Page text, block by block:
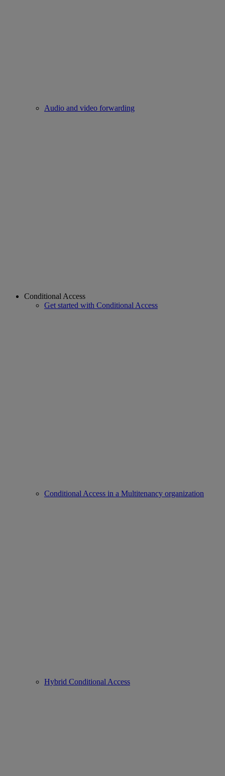
Audio and video forwarding
Conditional Access
Get started with Conditional Access
Conditional Access in a Multitenancy organization
Hybrid Conditional Access